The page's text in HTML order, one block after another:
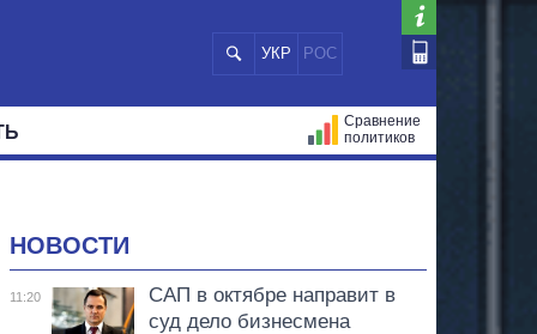
УКР РОС
Сравнение
политиков
НОВОСТИ
11:20
САП в октябре направит в
суд дело бизнесмена